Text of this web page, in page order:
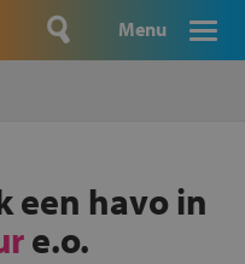
Menu
een havo in
e.o.